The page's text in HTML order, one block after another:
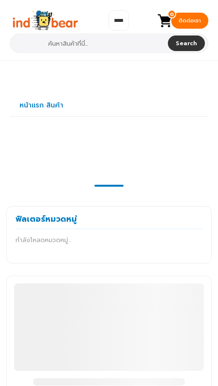
Search
0
ติดต่อเรา
หน้าแรก/สินค้า
ฟิลเตอร์หมวดหมู่
กำลังโหลดหมวดหมู่...